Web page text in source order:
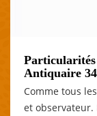
Antiquaire 34
Comme tous
et